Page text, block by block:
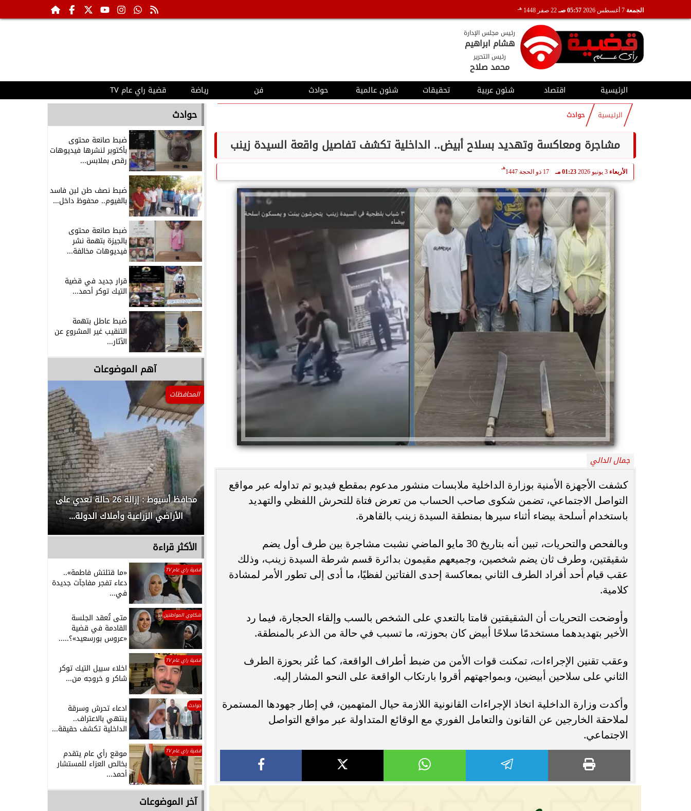
الجمعة 05:57 صـ 22 صفر 1448 هـ
رئيس مجلس الإدارة
هشام ابراهيم
رئيس التحرير
محمد صلاح
الرئيسية اقتصاد شئون عربية تحقيقات شئون عالمية حوادث فن رياضة قضية راي عام TV
الرئيسية حوادث
مشاجرة ومعاكسة وتهديد بسلاح أبيض.. الداخلية تكشف تفاصيل واقعة السيدة زينب
الأربعاء 3 يونيو 2026 01:23 مـ 17 ذو الحجة 1447
هـ
جمال الدالي
كشفت الأجهزة الأمنية بوزارة الداخلية ملابسات منشور مدعوم بمقطع فيديو تم تداوله عبر مواقع
التواصل الاجتماعي، تضمن شكوى صاحب الحساب من تعرض فتاة للتحرش اللفظي والتهديد
باستخدام أسلحة بيضاء أثناء سيرها بمنطقة السيدة زينب بالقاهرة.
وبالفحص والتحريات، تبين أنه بتاريخ 30 مايو الماضي نشبت مشاجرة بين طرف أول يضم
شقيقتين، وطرف ثان يضم شخصين، وجميعهم مقيمون بدائرة قسم شرطة السيدة زينب، وذلك
عقب قيام أحد أفراد الطرف الثاني بمعاكسة إحدى الفتاتين لفظيًا، ما أدى إلى تطور الأمر لمشادة
كلامية.
وأوضحت التحريات أن الشقيقتين قامتا بالتعدي على الشخص بالسب وإلقاء الحجارة، فيما رد
الأخير بتهديدهما مستخدمًا سلاحًا أبيض كان بحوزته، ما تسبب في حالة من الذعر بالمنطقة.
وعقب تقنين الإجراءات، تمكنت قوات الأمن من ضبط أطراف الواقعة، كما عُثر بحوزة الطرف
الثاني على سلاحين أبيضين، وبمواجهتهم أقروا بارتكاب الواقعة على النحو المشار إليه.
وأكدت وزارة الداخلية اتخاذ الإجراءات القانونية اللازمة حيال المتهمين، في إطار جهودها المستمرة
لملاحقة الخارجين عن القانون والتعامل الفوري مع الوقائع المتداولة عبر مواقع التواصل
الاجتماعي.
حوادث
ضبط صانعة محتوى
بأكتوبر لنشرها فيديوهات
رقص بملابس...
ضبط نصف طن لبن فاسد
بالفيوم.. محفوظ داخل...
ضبط صانعة محتوى
بالجيزة بتهمة نشر
فيديوهات مخالفة...
قرار جديد في قضية
التيك توكر أحمد...
ضبط عاطل بتهمة
التنقيب غير المشروع عن
الآثار...
آهم الموضوعات
محافظ أسيوط : حملات مكثفة لرفع
الإشغالات بحي شرق لإعادة الانضباط
وتحقيق...
رحلت في أثناء أداء رسالتها.. وفاة ممرضة
بمستشفى بني عبيد والأهالي ينعونها
محافظ القاهرة يعتمد جدول إمتحانات الدور
المحافظات
محافظ أسيوط : إزالة 26 حالة تعدي على
الأراضي الزراعية وأملاك الدولة...
الأكثر قراءة
قضية راي عام TV «ما قتلتش فاطمة»..
دعاء تفجر مفاجآت جديدة
في...
شكاوي المواطنين متى تُعقد الجلسة
القادمة في قضية
«عروس بورسعيد»؟.....
قضية راي عام TV
اخلاء سبيل التيك توكر
شاكر و خروجه من...
حوادث ادعاء تحرش وسرقة
ينتهي بالاعتراف..
الداخلية تكشف حقيقة...
قضية راي عام TV موقع رأي عام يتقدم
بخالص العزاء للمستشار
أحمد...
آخر الموضوعات